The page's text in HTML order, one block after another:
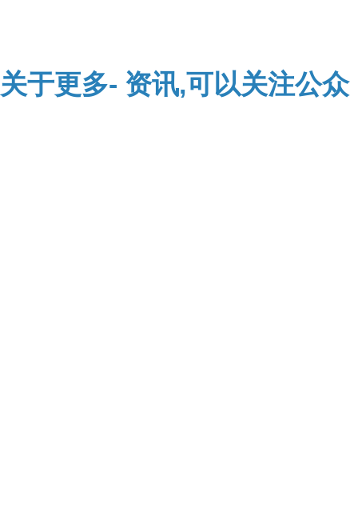
关于更多- 资讯,可以关注公众